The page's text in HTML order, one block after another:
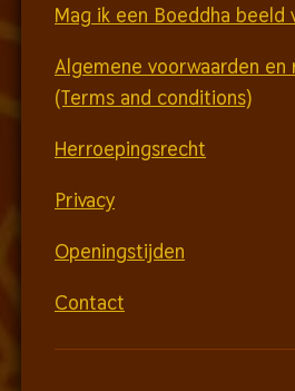
Mag ik een Boeddha
Algemene voorwaarden en
(Terms and conditions)
Herroepingsrecht
Privacy
Openingstijden
Contact